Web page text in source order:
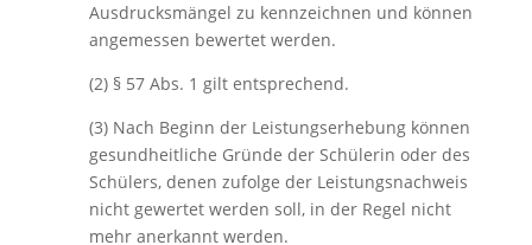
Ausdrucksmängel zu kennzeichnen und können
angemessen bewertet werden.
(2) § 57 Abs. 1 gilt entsprechend.
(3) Nach Beginn der Leistungserhebung können
gesundheitliche Gründe der Schülerin oder des
Schülers, denen zufolge der Leistungsnachweis
nicht gewertet werden soll, in der Regel nicht
mehr anerkannt werden.